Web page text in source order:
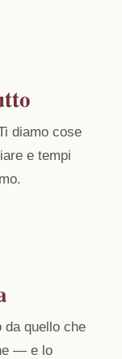
diamo cose
e tempi
da quello che
— e lo